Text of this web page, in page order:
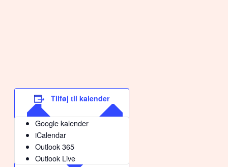
Tilføj til kalender
Google kalender
iCalendar
Outlook 365
Outlook Live